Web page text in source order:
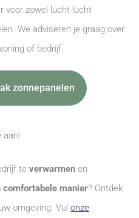
voor zowel lucht-lucht
We adviseren je graag over
of bedrijf.
zonnepanelen
aan!
te verwarmen en
comfortabele manier? Ontdek
omgeving. Vul onze